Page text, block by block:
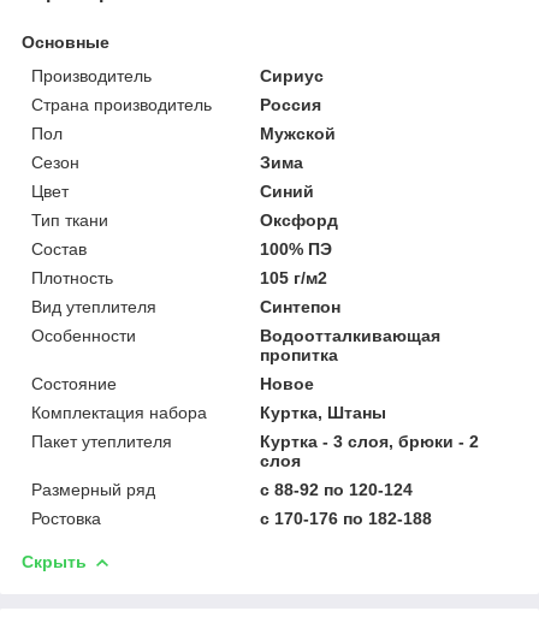
Основные
Производитель
Сириус
Страна производитель
Россия
Пол
Мужской
Сезон
Зима
Цвет
Синий
Тип ткани
Оксфорд
Состав
100% ПЭ
Плотность
105 г/м2
Вид утеплителя
Синтепон
Особенности
Водоотталкивающая
пропитка
Состояние
Новое
Комплектация набора
Куртка, Штаны
Пакет утеплителя
Куртка - 3 слоя, брюки - 2
слоя
Размерный ряд
с 88-92 по 120-124
Ростовка
с 170-176 по 182-188
Скрыть